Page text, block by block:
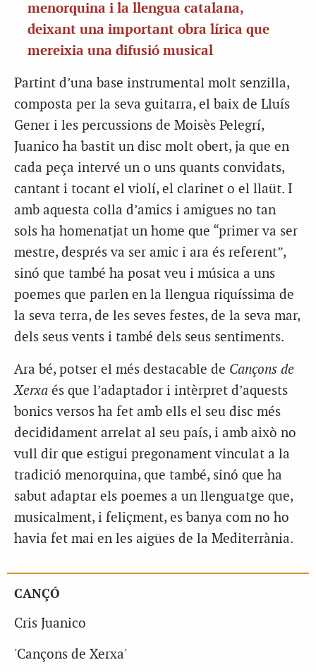
menorquina i la llengua catalana,
deixant una important obra lírica que
mereixia una difusió musical
Partint d’una base instrumental molt senzilla,
composta per la seva guitarra, el baix de Lluís
Gener i les percussions de Moisès Pelegrí,
Juanico ha bastit un disc molt obert, ja que en
cada peça intervé un o uns quants convidats,
cantant i tocant el violí, el clarinet o el llaüt. I
amb aquesta colla d’amics i amigues no tan
sols ha homenatjat un home que “primer va ser
mestre, després va ser amic i ara és referent”,
sinó que també ha posat veu i música a uns
poemes que parlen en la llengua riquíssima de
la seva terra, de les seves festes, de la seva mar,
dels seus vents i també dels seus sentiments.
Ara bé, potser el més destacable de Cançons de
Xerxa és que l’adaptador i intèrpret d’aquests
bonics versos ha fet amb ells el seu disc més
decididament arrelat al seu país, i amb això no
vull dir que estigui pregonament vinculat a la
tradició menorquina, que també, sinó que ha
sabut adaptar els poemes a un llenguatge que,
musicalment, i feliçment, es banya com no ho
havia fet mai en les aigües de la Mediterrània.
CANÇÓ
Cris Juanico
'Cançons de Xerxa'